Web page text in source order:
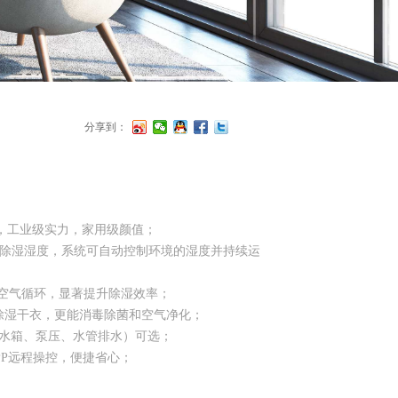
业级实力，家用级颜值；
湿湿度，系统可自动控制环境的湿度并持续运
气循环，显著提升除湿效率；
干衣，更能消毒除菌和空气净化；
箱、泵压、水管排水）可选；
远程操控，便捷省心；
分享到：